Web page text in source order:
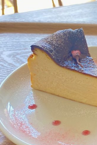
へ
ス
キ
ッ
プ